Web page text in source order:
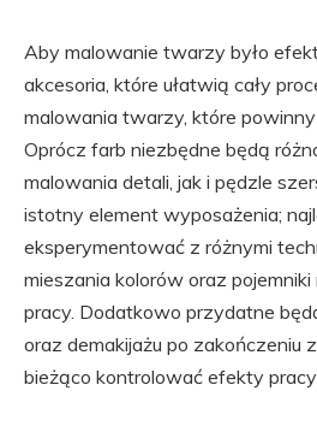
Aby malowanie twarzy było
akcesoria, które ułatwią cały
malowania twarzy, które
Oprócz farb niezbędne będą
malowania detali, jak i pędzle
istotny element wyposażenia;
eksperymentować z różnymi
mieszania kolorów oraz
pracy. Dodatkowo przydatne
oraz demakijażu po zakończeniu
bieżąco kontrolować efekty